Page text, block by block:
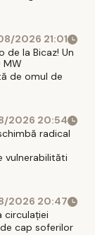
2026 21:01
de la Bicaz! Un
MW
de omul de
2026 20:54
radical
vulnerabilităti
2026 20:47
circulației
cap soferilor